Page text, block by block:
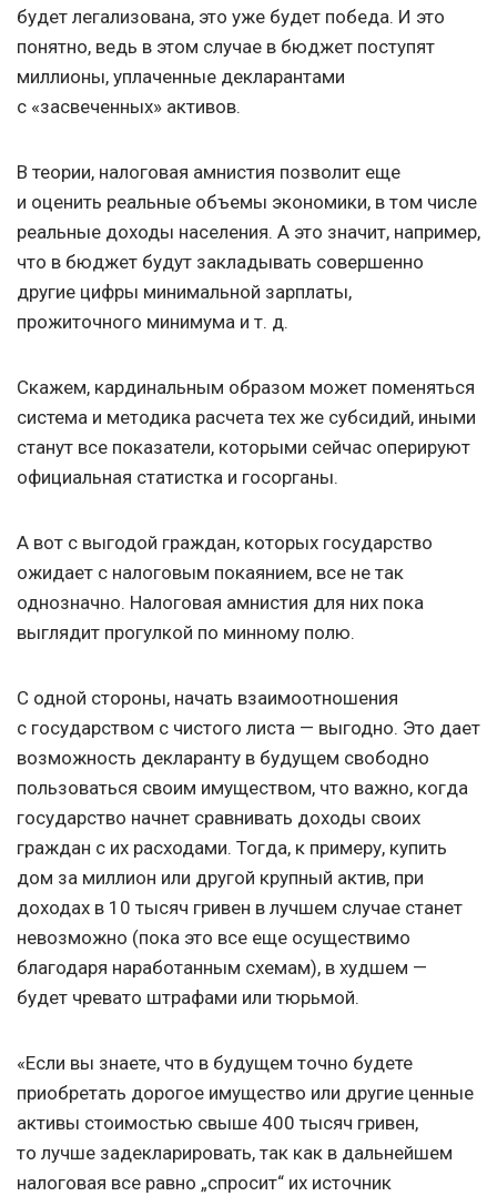
будет легализована, это уже будет победа. И это
понятно, ведь в этом случае в бюджет поступят
миллионы, уплаченные декларантами
с «засвеченных» активов.
В теории, налоговая амнистия позволит еще
и оценить реальные объемы экономики, в том числе
реальные доходы населения. А это значит, например,
что в бюджет будут закладывать совершенно
другие цифры минимальной зарплаты,
прожиточного минимума и т. д.
Скажем, кардинальным образом может поменяться
система и методика расчета тех же субсидий, иными
станут все показатели, которыми сейчас оперируют
официальная статистка и госорганы.
А вот с выгодой граждан, которых государство
ожидает с налоговым покаянием, все не так
однозначно. Налоговая амнистия для них пока
выглядит прогулкой по минному полю.
С одной стороны, начать взаимоотношения
с государством с чистого листа — выгодно. Это дает
возможность декларанту в будущем свободно
пользоваться своим имуществом, что важно, когда
государство начнет сравнивать доходы своих
граждан с их расходами. Тогда, к примеру, купить
дом за миллион или другой крупный актив, при
доходах в 10 тысяч гривен в лучшем случае станет
невозможно (пока это все еще осуществимо
благодаря наработанным схемам), в худшем —
будет чревато штрафами или тюрьмой.
«Если вы знаете, что в будущем точно будете
приобретать дорогое имущество или другие ценные
активы стоимостью свыше 400 тысяч гривен,
то лучше задекларировать, так как в дальнейшем
налоговая все равно „спросит“ их источник